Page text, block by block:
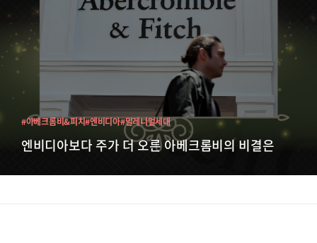
엔비디아보다 주가 더 오른 아베크롬비의 비결은
#아베크롬비&피치#엔비디아#밀레니얼세대